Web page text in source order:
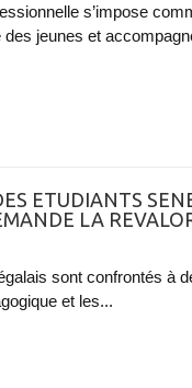
s’impose
jeunes et
ETUDIANTS
LA
sont confrontés à
et les...